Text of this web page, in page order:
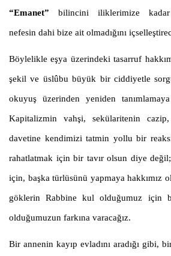
“Emanet” bilincini iliklerimize kadar
nefesin dahi bize ait olmadığını
Böylelikle eşya üzerindeki tasarruf
şekil ve üslûbu büyük bir ciddiyetle
okuyuş üzerinden yeniden
Kapitalizmin vahşi, sekülaritenin cazip,
davetine kendimizi tatmin yollu bir
rahatlatmak için bir tavır olsun diye
için, başka türlüsünü yapmaya hakkımız
göklerin Rabbine kul olduğumuz için
olduğumuzun farkına varacağız.
Bir annenin kayıp evladını aradığı gibi,